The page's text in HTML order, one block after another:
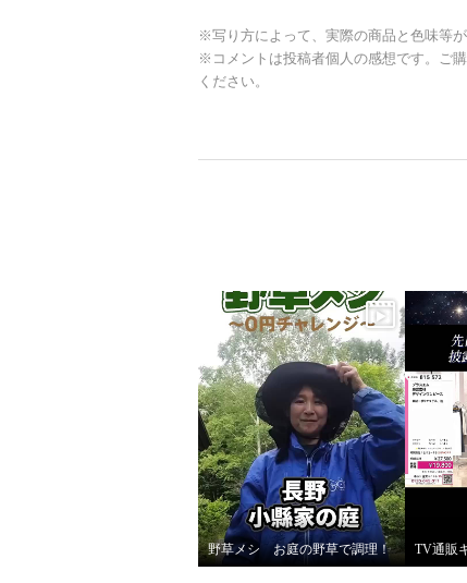
※写り方によって、実際の商品と色味等が
※コメントは投稿者個人の感想です。ご
ください。
野草メシ お庭の野草で調理！